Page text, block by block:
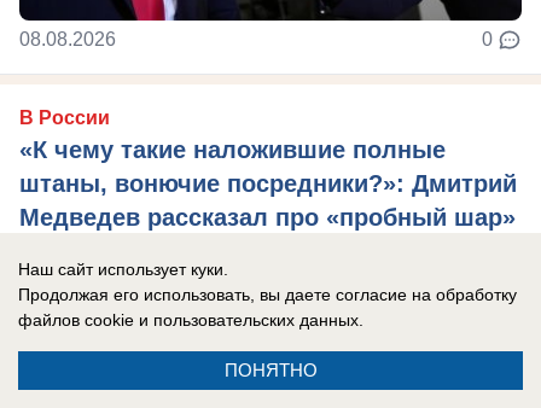
08.08.2026 0
В России
«К чему такие наложившие полные
штаны, вонючие посредники?»: Дмитрий
Медведев рассказал про «пробный шар»
Ситуация с Грузией показала, какие глупые
взгляды навязывает Запад, сказал
зампредседателя Совета Безопасности РФ.
Наш сайт использует куки.
Продолжая его использовать, вы даете согласие на обработку
файлов cookie и пользовательских данных.
ПОНЯТНО